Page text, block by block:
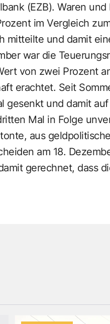
(EZB). Waren
im Vergleich
mitteilte und damit
war die
von zwei Prozent
erachtet. Seit
gesenkt und damit
Mal in Folge
aus
am 18.
gerechnet, dass